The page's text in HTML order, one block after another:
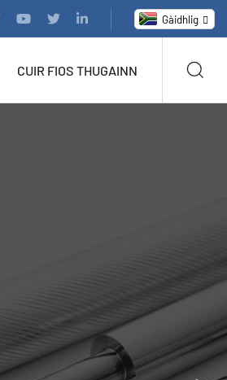
Gàidhlig
CUIR FIOS THUGAINN